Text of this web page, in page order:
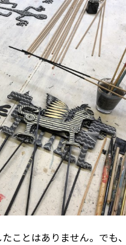
たことはありません。でも